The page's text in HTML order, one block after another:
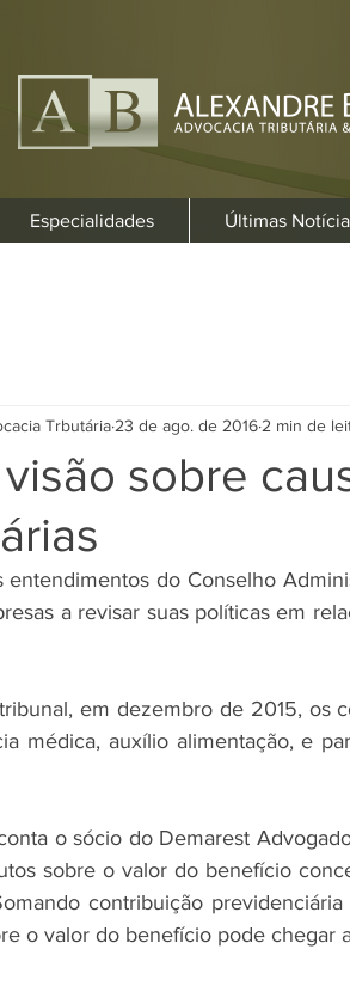
Especialidades Últimas
sobre
Trbutária 23 de ago. de 2016 2 min de
do Conselho
a revisar suas políticas em
em dezembro de 2015, os
médica, auxílio alimentação, e
o sócio do Demarest
sobre o valor do benefício
contribuição
o valor do benefício pode chegar